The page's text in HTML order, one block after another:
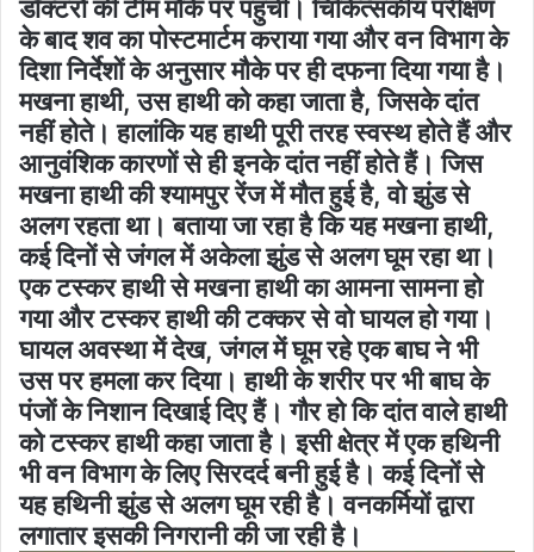
डॉक्टरों की टीम मौके पर पहुंची। चिकित्सकीय परीक्षण
के बाद शव का पोस्टमार्टम कराया गया और वन विभाग के
दिशा निर्देशों के अनुसार मौके पर ही दफना दिया गया है।
मखना हाथी, उस हाथी को कहा जाता है, जिसके दांत
नहीं होते। हालांकि यह हाथी पूरी तरह स्वस्थ होते हैं और
आनुवंशिक कारणों से ही इनके दांत नहीं होते हैं। जिस
मखना हाथी की श्यामपुर रेंज में मौत हुई है, वो झुंड से
अलग रहता था। बताया जा रहा है कि यह मखना हाथी,
कई दिनों से जंगल में अकेला झुंड से अलग घूम रहा था।
एक टस्कर हाथी से मखना हाथी का आमना सामना हो
गया और टस्कर हाथी की टक्कर से वो घायल हो गया।
घायल अवस्था में देख, जंगल में घूम रहे एक बाघ ने भी
उस पर हमला कर दिया। हाथी के शरीर पर भी बाघ के
पंजों के निशान दिखाई दिए हैं। गौर हो कि दांत वाले हाथी
को टस्कर हाथी कहा जाता है। इसी क्षेत्र में एक हथिनी
भी वन विभाग के लिए सिरदर्द बनी हुई है। कई दिनों से
यह हथिनी झुंड से अलग घूम रही है। वनकर्मियों द्वारा
लगातार इसकी निगरानी की जा रही है।